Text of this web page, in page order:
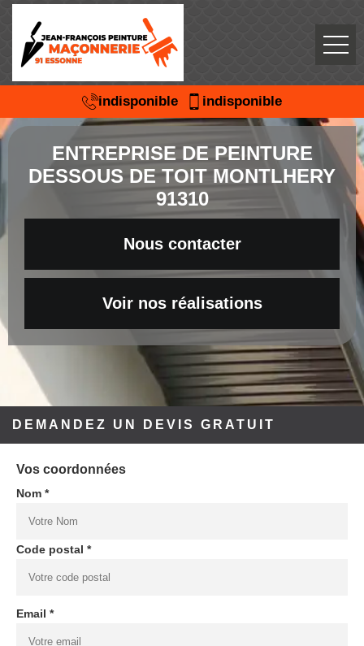
indisponible indisponible
ENTREPRISE DE PEINTURE
DESSOUS DE TOIT MONTLHERY
91310
Nous contacter
Voir nos réalisations
DEMANDEZ UN DEVIS GRATUIT
Vos coordonnées
Nom *
Code postal *
Email *